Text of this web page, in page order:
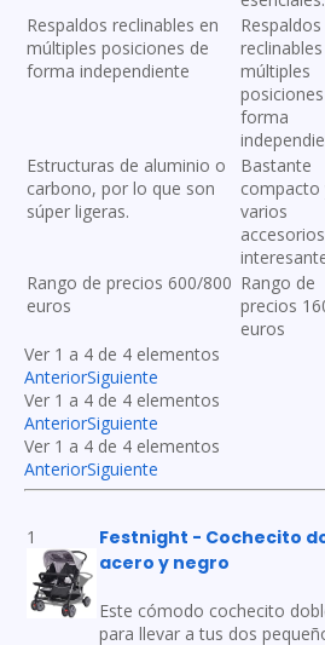
Respaldos reclinables en
múltiples posiciones de
forma independiente
Respaldos
múltiples
forma
Estructuras de aluminio o
carbono, por lo que son
súper ligeras.
Bastante
compacto
varios
accesorios
Rango de precios 600/800
euros
Rango de
precios
euros
Ver 1 a 4 de 4 elementos
AnteriorSiguiente
Ver 1 a 4 de 4 elementos
AnteriorSiguiente
Ver 1 a 4 de 4 elementos
AnteriorSiguiente
1
Festnight - Cochecito
acero y negro
Este cómodo cochecito
para llevar a tus dos